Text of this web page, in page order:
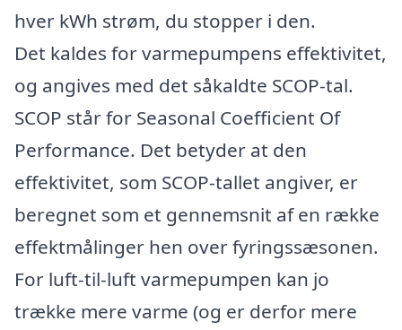
hver kWh strøm, du stopper i den.
Det kaldes for varmepumpens effektivitet,
og angives med det såkaldte SCOP-tal.
SCOP står for Seasonal Coefficient Of
Performance. Det betyder at den
effektivitet, som SCOP-tallet angiver, er
beregnet som et gennemsnit af en række
effektmålinger hen over fyringssæsonen.
For luft-til-luft varmepumpen kan jo
trække mere varme (og er derfor mere